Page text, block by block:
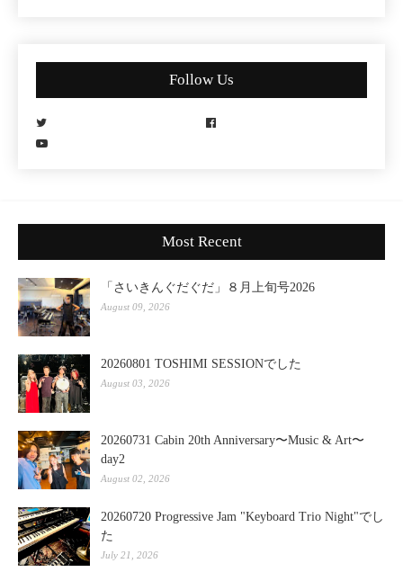
Follow Us
Most Recent
「さいきんぐだぐだ」８月上旬号2026
August 09, 2026
20260801 TOSHIMI SESSIONでした
August 03, 2026
20260731 Cabin 20th Anniversary〜Music & Art〜
day2
August 02, 2026
20260720 Progressive Jam "Keyboard Trio Night"でし
た
July 21, 2026